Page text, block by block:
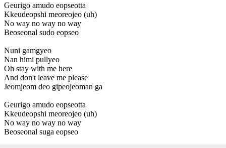
Geurigo amudo eopseotta
Kkeudeopshi meoreojeo (uh)
No way no way no way
Beoseonal sudo eopseo
Nuni gamgyeo
Nan himi pullyeo
Oh stay with me here
And don't leave me please
Jeomjeom deo gipeojeoman ga
Geurigo amudo eopseotta
Kkeudeopshi meoreojeo (uh)
No way no way no way
Beoseonal suga eopseo